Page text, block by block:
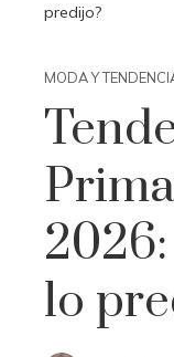
predijo?
MODA Y
lo